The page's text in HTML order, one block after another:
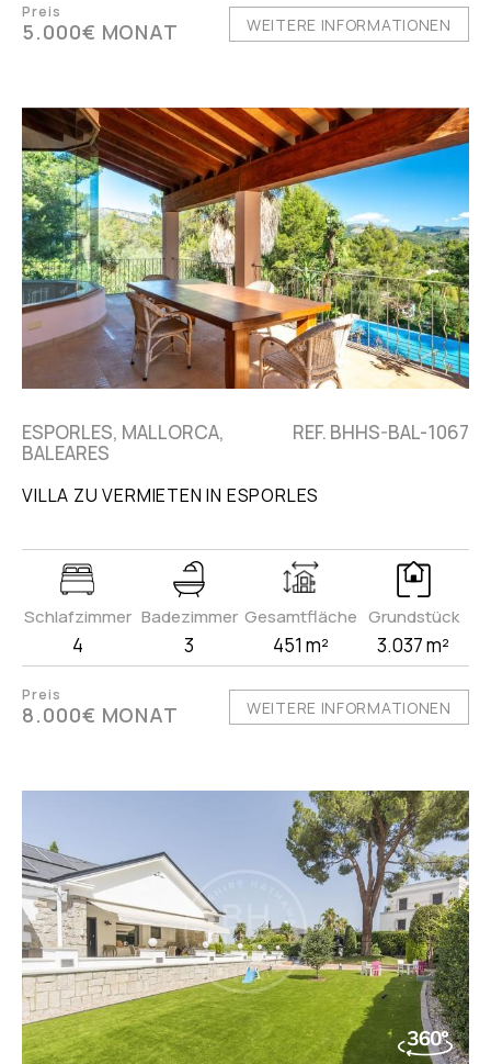
Preis
5.000€ MONAT WEITERE INFORMATIONEN
ESPORLES, MALLORCA,
BALEARES
REF. BHHS-BAL-1067
VILLA ZU VERMIETEN IN ESPORLES
Schlafzimmer
4
Badezimmer
3
Gesamtfläche
451 m²
Grundstück
3.037 m²
Preis
8.000€ MONAT WEITERE INFORMATIONEN